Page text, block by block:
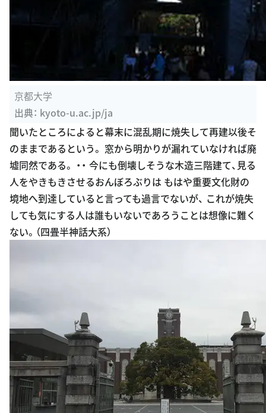
京都大学
出典： kyoto-u.ac.jp/ja
聞いたところによると幕末に混乱期に焼失して再建以後そ
のままであるという。 窓から明かりが漏れていなければ廃
墟同然である。 ・・ 今にも倒壊しそうな木造三階建て、見る
人をやきもきさせるおんぼろぶりは もはや重要文化財の
境地へ到達していると言っても過言でないが、 これが焼失
しても気にする人は誰もいないであろうことは想像に難く
ない。（四畳半神話大系）